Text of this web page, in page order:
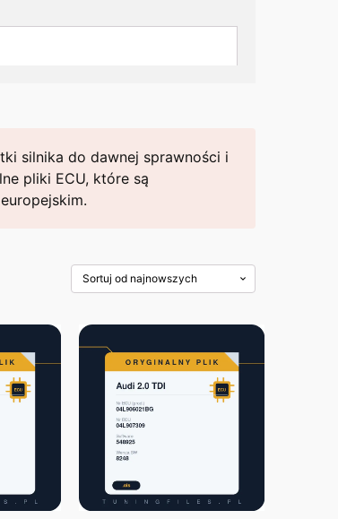
silnika do dawnej sprawności i
pliki ECU, które są